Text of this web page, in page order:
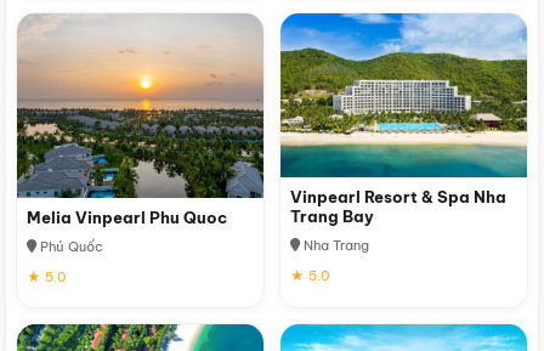
Melia Vinpearl Phu Quoc
Phú Quốc
★ 5.0
Vinpearl Resort & Spa Nha
Trang Bay
Nha Trang
★ 5.0